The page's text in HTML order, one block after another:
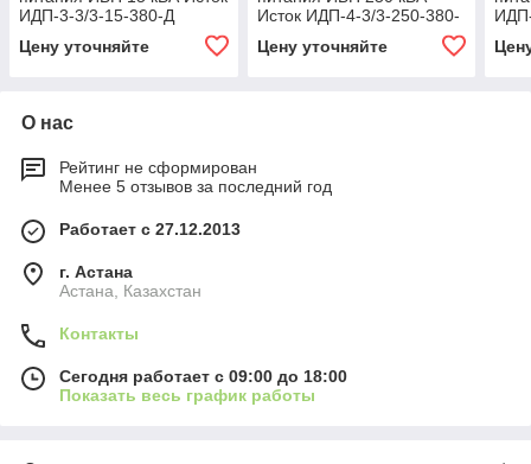
ИДП-3-3/3-15-380-Д
Цену уточняйте
Исток ИДП-4-3/3-250-380-
Цену уточняйте
О нас
Рейтинг не сформирован
Менее 5 отзывов за последний год
Работает с 27.12.2013
г. Астана
Астана, Казахстан
Контакты
Сегодня работает с 09:00 до 18:00
Показать весь график работы